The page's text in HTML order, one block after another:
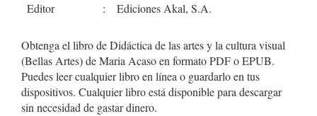
Editor
: Ediciones Akal, S.A.
Obtenga el libro de Didáctica de las artes y la cultura visual
(Bellas Artes) de Maria Acaso en formato PDF o EPUB.
Puedes leer cualquier libro en línea o guardarlo en tus
dispositivos. Cualquier libro está disponible para descargar
sin necesidad de gastar dinero.